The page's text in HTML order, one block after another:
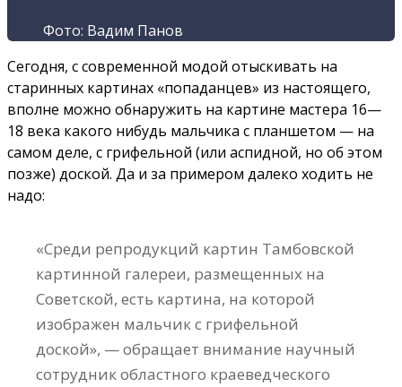
Фото: Вадим Панов
Сегодня, с современной модой отыскивать на
старинных картинах «попаданцев» из настоящего,
вполне можно обнаружить на картине мастера 16—
18 века какого нибудь мальчика с планшетом — на
самом деле, с грифельной (или аспидной, но об этом
позже) доской. Да и за примером далеко ходить не
надо:
«Среди репродукций картин Тамбовской
картинной галереи, размещенных на
Советской, есть картина, на которой
изображен мальчик с грифельной
доской», — обращает внимание научный
сотрудник областного краеведческого